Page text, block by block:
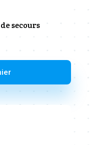
secours